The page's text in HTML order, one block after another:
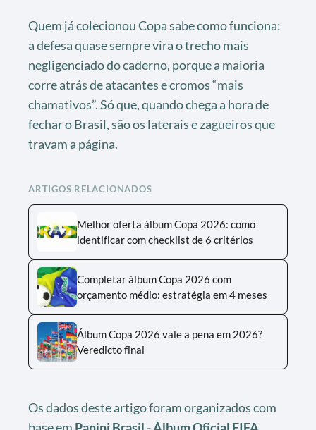
Quem já colecionou Copa sabe como funciona:
a defesa quase sempre vira o trecho mais
negligenciado do caderno, porque a maioria
corre atrás de atacantes e cromos “mais
chamativos”. Só que, quando chega a hora de
fechar o Brasil, são os laterais e zagueiros que
travam a página.
ARTIGOS RELACIONADOS
Melhor oferta álbum Copa 2026: como
identificar com checklist de 6 critérios
Completar álbum Copa 2026 com
orçamento médio: estratégia em 4 meses
Álbum Copa 2026 vale a pena em 2026?
Veredicto final
Os dados deste artigo foram organizados com